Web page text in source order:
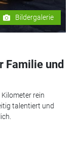
Bildergalerie
Familie und
rein
talentiert und